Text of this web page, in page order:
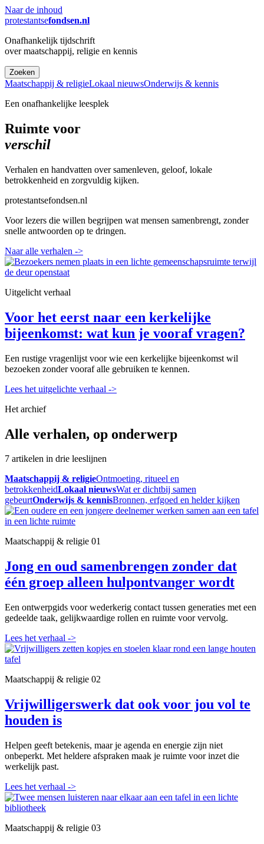
Naar de inhoud
protestantsefondsen.nl
Onafhankelijk tijdschrift
over maatschappij, religie en kennis
Zoeken
Maatschappij & religieLokaal nieuwsOnderwijs & kennis
Een onafhankelijke leesplek
Ruimte voor
verschil
Verhalen en handvatten over samenleven, geloof, lokale
betrokkenheid en zorgvuldig kijken.
protestantsefondsen.nl
Voor lezers die willen begrijpen wat mensen samenbrengt, zonder
snelle antwoorden op te dringen.
Naar alle verhalen ->
Uitgelicht verhaal
Voor het eerst naar een kerkelijke
bijeenkomst: wat kun je vooraf vragen?
Een rustige vragenlijst voor wie een kerkelijke bijeenkomst wil
bezoeken zonder vooraf alle gebruiken te kennen.
Lees het uitgelichte verhaal ->
Het archief
Alle verhalen, op onderwerp
7 artikelen in drie leeslijnen
Maatschappij & religieOntmoeting, ritueel en
betrokkenheidLokaal nieuwsWat er dichtbij samen
gebeurtOnderwijs & kennisBronnen, erfgoed en helder kijken
Maatschappij & religie 01
Jong en oud samenbrengen zonder dat
één groep alleen hulpontvanger wordt
Een ontwerpgids voor wederkerig contact tussen generaties met een
gedeelde taak, gelijkwaardige rollen en ruimte voor vervolg.
Lees het verhaal ->
Maatschappij & religie 02
Vrijwilligerswerk dat ook voor jou vol te
houden is
Helpen geeft betekenis, maar je agenda en energie zijn niet
onbeperkt. Met heldere afspraken maak je ruimte voor inzet die
werkelijk past.
Lees het verhaal ->
Maatschappij & religie 03